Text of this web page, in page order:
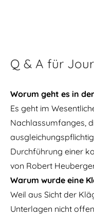
Q & A für
Worum geht es in
Es geht im
Nachlassumfanges,
Durchführung einer
von Robert
Warum wurde eine
Weil aus Sicht der
Unterlagen nicht